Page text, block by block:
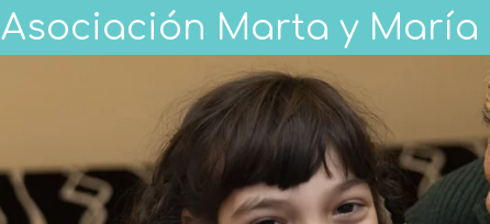
Asociación Marta y María